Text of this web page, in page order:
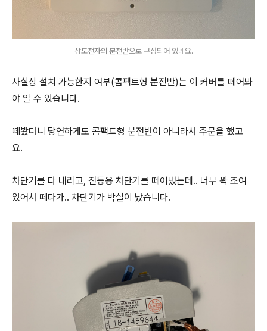
상도전자의 분전반으로 구성되어 있네요.
사실상 설치 가능한지 여부(콤팩트형 분전반)는 이 커버를 떼어봐
야 알 수 있습니다.
떼봤더니 당연하게도 콤팩트형 분전반이 아니라서 주문을 했고
요.
차단기를 다 내리고, 전등용 차단기를 떼어냈는데.. 너무 꽉 조여
있어서 떼다가.. 차단기가 박살이 났습니다.